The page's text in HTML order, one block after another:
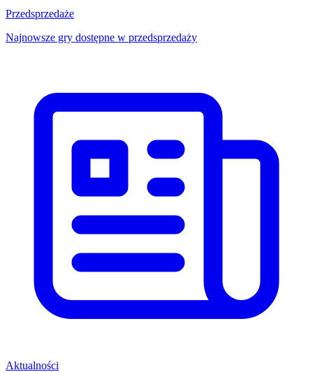
Przedsprzedaże
Najnowsze gry dostępne w przedsprzedaży
Aktualności